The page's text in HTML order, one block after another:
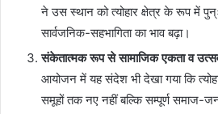
ने उस स्थान को त्योहार क्षेत्र के रूप में
सार्वजनिक-सहभागिता का भाव बढ़ा।
संकेतात्मक रूप से सामाजिक एकता व
आयोजन में यह संदेश भी देखा गया कि
समूहों तक नए नहीं बल्कि सम्पूर्ण समाज-